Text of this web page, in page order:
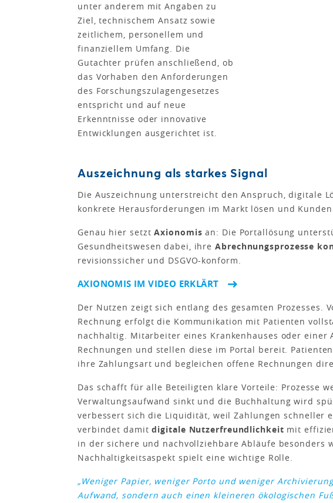
unter anderem mit Angaben zu
Ziel, technischem Ansatz sowie
zeitlichem, personellem und
finanziellem Umfang. Die
Gutachter prüfen anschließend, ob
das Vorhaben den Anforderungen
des Forschungszulagengesetzes
entspricht und auf neue
Erkenntnisse oder innovative
Entwicklungen ausgerichtet ist.
Auszeichnung als starkes Signal
Die Auszeichnung unterstreicht den Anspruch, digitale
konkrete Herausforderungen im Markt lösen und
Genau hier setztAxionomis an: Die Portallösung
Gesundheitswesen dabei, ihreAbrechnungsprozesse
revisionssicher und DSGVO-konform.
AXIONOMIS IM VIDEO ERKLÄRT
Der Nutzen zeigt sich entlang des gesamten Prozesses.
Rechnung erfolgt die Kommunikation mit Patienten
nachhaltig. Mitarbeiter eines Krankenhauses oder einer
Rechnungen und stellen diese im Portal bereit.
ihre Zahlungsart und begleichen offene Rechnungen
Das schafft für alle Beteiligten klare Vorteile: Prozesse
Verwaltungsaufwand sinkt und die Buchhaltung wird
verbessert sich die Liquidität, weil Zahlungen schneller
verbindet damitdigitale Nutzerfreundlichkeit mit
in der sichere und nachvollziehbare Abläufe besonders
Nachhaltigkeitsaspekt spielt eine wichtige Rolle.
„Weniger Papier, weniger Porto und weniger
Aufwand, sondern auch einen kleineren ökologischen